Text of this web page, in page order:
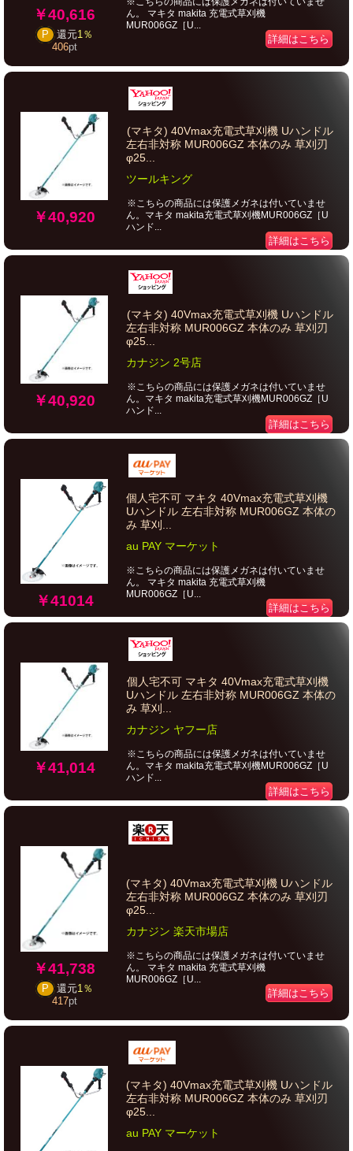
￥40,616
P 還元1％
406pt
ん。 マキタ makita 充電式草刈機
MUR006GZ［U...
詳細はこちら
￥40,920
(マキタ) 40Vmax充電式草刈機 Uハンドル
左右非対称 MUR006GZ 本体のみ 草刈刃
φ25...
ツールキング
※こちらの商品には保護メガネは付いていませ
ん。マキタ makita充電式草刈機MUR006GZ［U
ハンド...
詳細はこちら
￥40,920
(マキタ) 40Vmax充電式草刈機 Uハンドル
左右非対称 MUR006GZ 本体のみ 草刈刃
φ25...
カナジン 2号店
※こちらの商品には保護メガネは付いていませ
ん。マキタ makita充電式草刈機MUR006GZ［U
ハンド...
詳細はこちら
￥41014
個人宅不可 マキタ 40Vmax充電式草刈機
Uハンドル 左右非対称 MUR006GZ 本体の
み 草刈...
au PAY マーケット
※こちらの商品には保護メガネは付いていませ
ん。 マキタ makita 充電式草刈機
MUR006GZ［U...
詳細はこちら
￥41,014
個人宅不可 マキタ 40Vmax充電式草刈機
Uハンドル 左右非対称 MUR006GZ 本体の
み 草刈...
カナジン ヤフー店
※こちらの商品には保護メガネは付いていませ
ん。マキタ makita充電式草刈機MUR006GZ［U
ハンド...
詳細はこちら
￥41,738
P 還元1％
417pt
(マキタ) 40Vmax充電式草刈機 Uハンドル
左右非対称 MUR006GZ 本体のみ 草刈刃
φ25...
カナジン 楽天市場店
※こちらの商品には保護メガネは付いていませ
ん。 マキタ makita 充電式草刈機
MUR006GZ［U...
詳細はこちら
(マキタ) 40Vmax充電式草刈機 Uハンドル
左右非対称 MUR006GZ 本体のみ 草刈刃
φ25...
au PAY マーケット